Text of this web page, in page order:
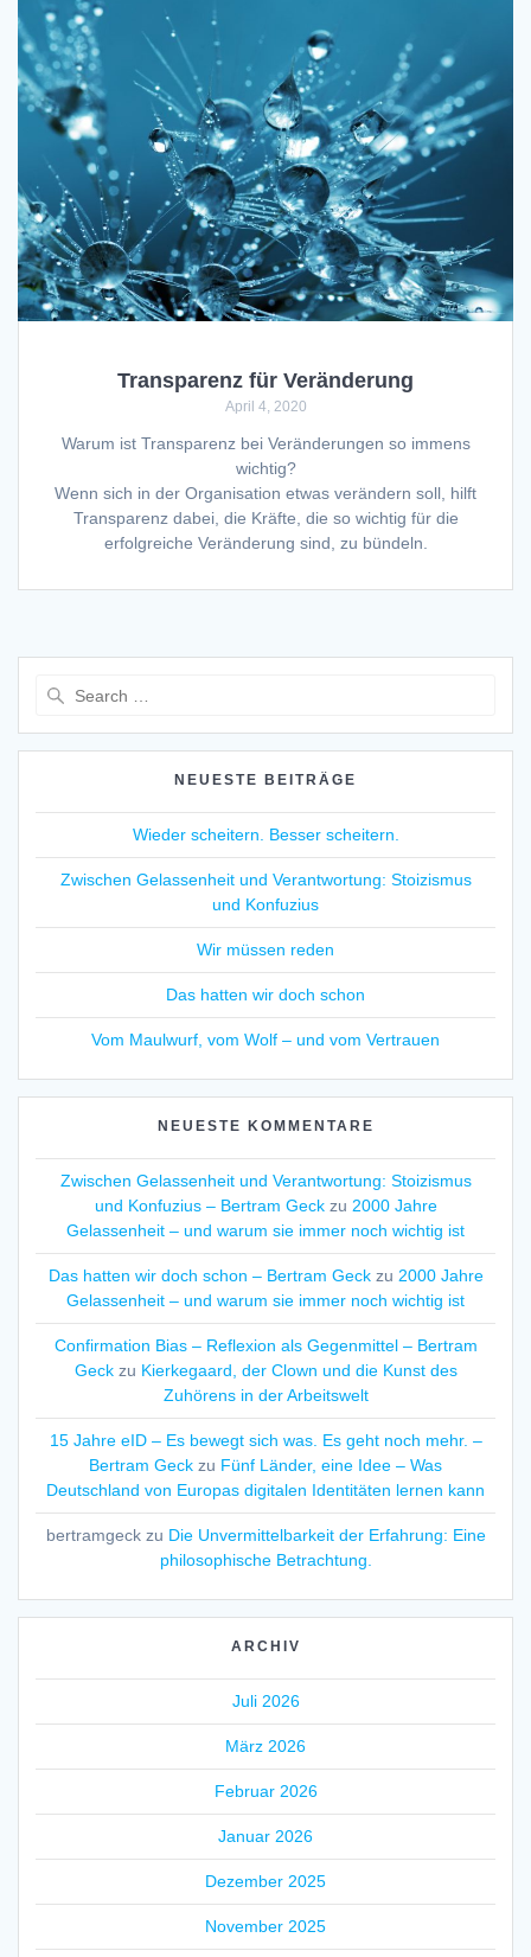
Transparenz für Veränderung
April 4, 2020
Warum ist Transparenz bei Veränderungen so immens
wichtig?
Wenn sich in der Organisation etwas verändern soll, hilft
Transparenz dabei, die Kräfte, die so wichtig für die
erfolgreiche Veränderung sind, zu bündeln.
NEUESTE BEITRÄGE
Wieder scheitern. Besser scheitern.
Zwischen Gelassenheit und Verantwortung: Stoizismus
und Konfuzius
Wir müssen reden
Das hatten wir doch schon
Vom Maulwurf, vom Wolf – und vom Vertrauen
NEUESTE KOMMENTARE
Zwischen Gelassenheit und Verantwortung: Stoizismus
und Konfuzius – Bertram Geckzu 2000 Jahre
Gelassenheit – und warum sie immer noch wichtig ist
Das hatten wir doch schon – Bertram Geckzu 2000 Jahre
Gelassenheit – und warum sie immer noch wichtig ist
Confirmation Bias – Reflexion als Gegenmittel – Bertram
Geckzu Kierkegaard, der Clown und die Kunst des
Zuhörens in der Arbeitswelt
15 Jahre eID – Es bewegt sich was. Es geht noch mehr. –
Bertram Geck zu Fünf Länder, eine Idee – Was
Deutschland von Europas digitalen Identitäten lernen kann
bertramgeckzu Die Unvermittelbarkeit der Erfahrung: Eine
philosophische Betrachtung.
ARCHIV
Juli 2026
März 2026
Februar 2026
Januar 2026
Dezember 2025
November 2025